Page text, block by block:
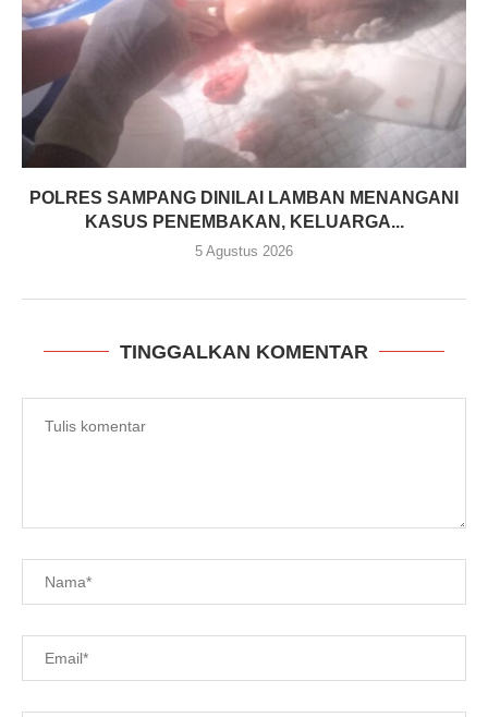
POLRES SAMPANG DINILAI LAMBAN MENANGANI
KASUS PENEMBAKAN, KELUARGA...
5 Agustus 2026
TINGGALKAN KOMENTAR